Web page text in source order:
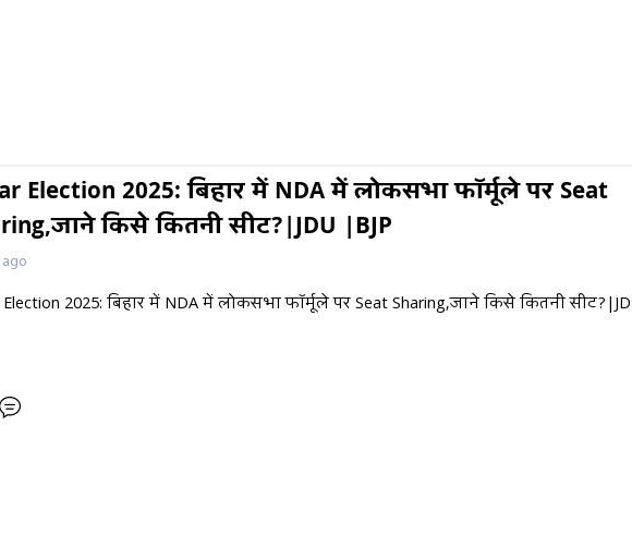
Election 2025: बिहार में NDA में लोकसभा फॉर्मूले पर Seat
किसे कितनी सीट?|JDU |BJP
ago
Election 2025: बिहार में NDA में लोकसभा फॉर्मूले पर Seat Sharing,जाने किसे कितनी